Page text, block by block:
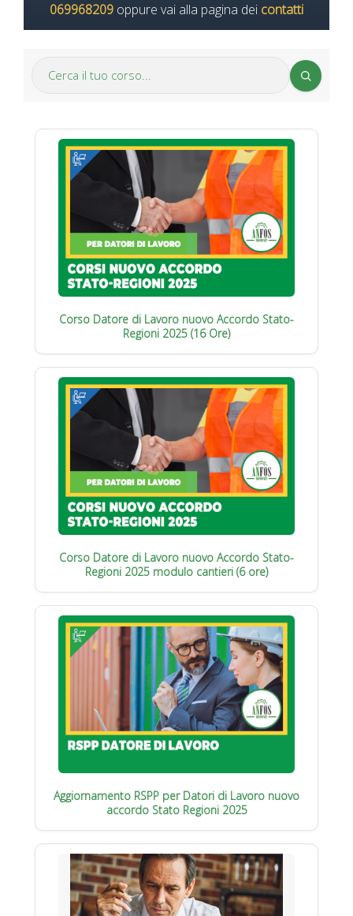
069968209 oppure vai alla pagina dei contatti
Corso Datore di Lavoro nuovo Accordo Stato-
Regioni 2025 (16 Ore)
Corso Datore di Lavoro nuovo Accordo Stato-
Regioni 2025 modulo cantieri (6 ore)
Aggiornamento RSPP per Datori di Lavoro nuovo
accordo Stato Regioni 2025